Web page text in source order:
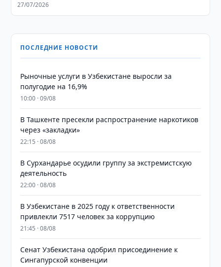
27/07/2026
ПОСЛЕДНИЕ НОВОСТИ
Рыночные услуги в Узбекистане выросли за
полугодие на 16,9%
10:00 · 09/08
В Ташкенте пресекли распространение наркотиков
через «закладки»
22:15 · 08/08
В Сурхандарье осудили группу за экстремистскую
деятельность
22:00 · 08/08
В Узбекистане в 2025 году к ответственности
привлекли 7517 человек за коррупцию
21:45 · 08/08
Сенат Узбекистана одобрил присоединение к
Сингапурской конвенции